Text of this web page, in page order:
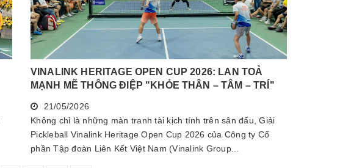
VINALINK HERITAGE OPEN CUP 2026: LAN TOẢ
MẠNH MẼ THÔNG ĐIỆP "KHỎE THÂN – TÂM – TRÍ"
21/05/2026
Không chỉ là những màn tranh tài kịch tính trên sân đấu, Giải
Pickleball Vinalink Heritage Open Cup 2026 của Công ty Cổ
phần Tập đoàn Liên Kết Việt Nam (Vinalink Group...